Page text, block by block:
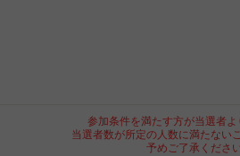
参加条件を満たす方が当選者よ
当選者数が所定の人数に満たない
予めご了承ください